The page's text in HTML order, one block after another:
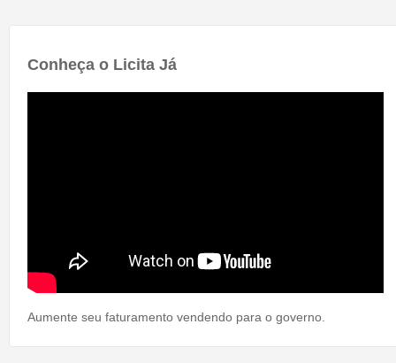
Conheça o Licita Já
Aumente seu faturamento vendendo para o governo.